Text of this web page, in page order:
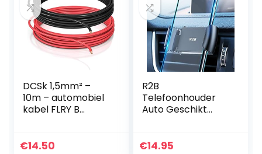
DCSk 1,5mm² –
10m – automobiel
kabel FLRY B
automobiel kabel
€14.50
R2B
Telefoonhouder
Auto Geschikt
Mobiele Telefoon
€14.95